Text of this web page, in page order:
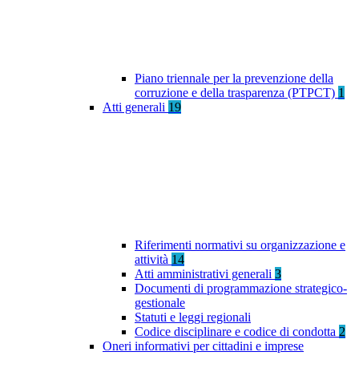
Piano triennale per la prevenzione della
corruzione e della trasparenza (PTPCT) 1
Atti generali 19
Riferimenti normativi su organizzazione e
attività 14
Atti amministrativi generali 3
Documenti di programmazione strategico-
gestionale
Statuti e leggi regionali
Codice disciplinare e codice di condotta 2
Oneri informativi per cittadini e imprese